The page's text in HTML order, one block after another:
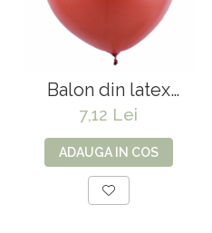
Balon din latex
jumbo - 100 cm
7,12 Lei
ADAUGA IN COS